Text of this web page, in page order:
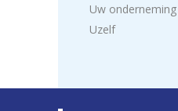
Uw onderneming
Uzelf